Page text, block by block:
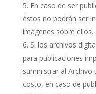
En caso de ser
éstos no podrán ser
imágenes sobre ellos.
Si los archivos
para publicaciones
suministrar al Archivo
costo, en caso de